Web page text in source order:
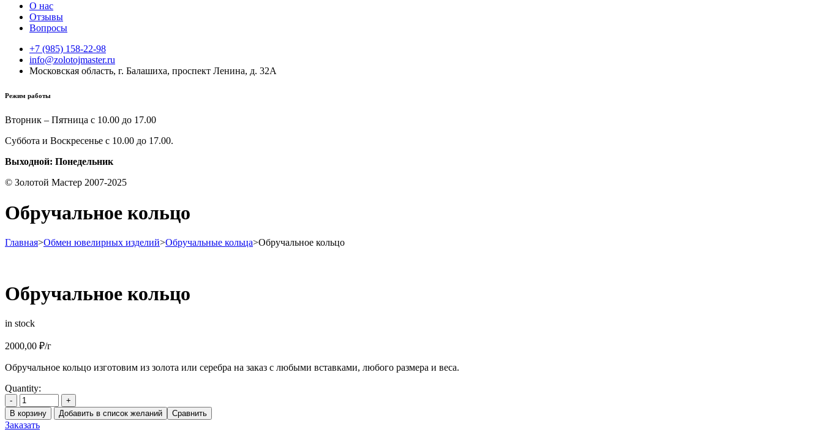
О нас
Отзывы
Вопросы
+7 (985) 158-22-98
info@zolotojmaster.ru
Московская область, г. Балашиха, проспект Ленина, д. 32А
Режим работы
Вторник – Пятница с 10.00 до 17.00
Суббота и Воскресенье с 10.00 до 17.00.
Выходной: Понедельник
© Золотой Мастер 2007-2025
Обручальное кольцо
Главная>Обмен ювелирных изделий>Обручальные кольца>Обручальное кольцо
Обручальное кольцо
in stock
2000,00 ₽/г
Обручальное кольцо изготовим из золота или серебра на заказ с любыми вставками, любого размера и веса.
Quantity:
-
+
В корзину
Добавить в список желаний Сравнить
Заказать